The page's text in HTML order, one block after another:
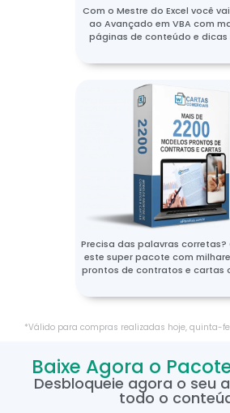
Com o Mestre do Excel você
ao Avançado em VBA com
páginas de conteúdo e dicas
Precisa das palavras corretas?
este super pacote com
prontos de contratos e cartas
*Válido para compras realizadas hoje, quinta-
Baixe Agora o
Desbloqueie agora o seu
todo o